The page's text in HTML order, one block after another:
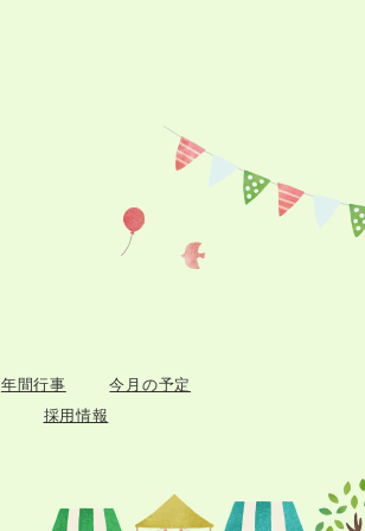
年間行事
今月の予定
採用情報